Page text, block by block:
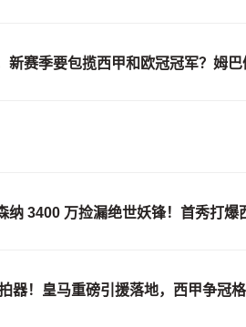
新赛季要包揽西甲和欧冠冠军？姆巴
纳 3400 万捡漏绝世妖锋！首秀打爆
器！皇马重磅引援落地，西甲争冠